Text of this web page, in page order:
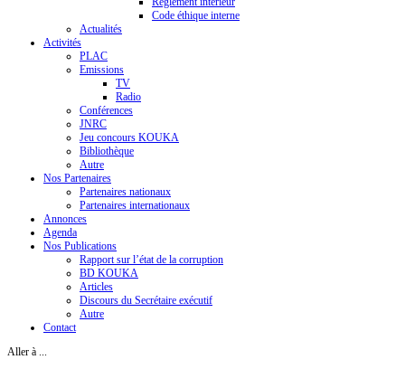
Code éthique interne
Actualités
Activités
PLAC
Emissions
TV
Radio
Conférences
JNRC
Jeu concours KOUKA
Bibliothèque
Autre
Nos Partenaires
Partenaires nationaux
Partenaires internationaux
Annonces
Agenda
Nos Publications
Rapport sur l’état de la corruption
BD KOUKA
Articles
Discours du Secrétaire exécutif
Autre
Contact
Aller à ...